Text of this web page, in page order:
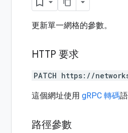
更新單一網格的參數。
HTTP 要求
PATCH https://
這個網址使用 gRPC 轉碼語
路徑參數